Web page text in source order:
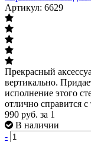
Артикул: 6629
Прекрасный
вертикально.
исполнение этого
отлично справится
990 руб. за 1
В наличии
-